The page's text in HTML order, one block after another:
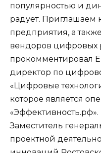
популярностью и
радует. Приглашаем
предприятия, а
вендоров цифровых
прокомментировал
директор по
«Цифровые
которое является
«Эффективность.рф».
Заместитель
проектной